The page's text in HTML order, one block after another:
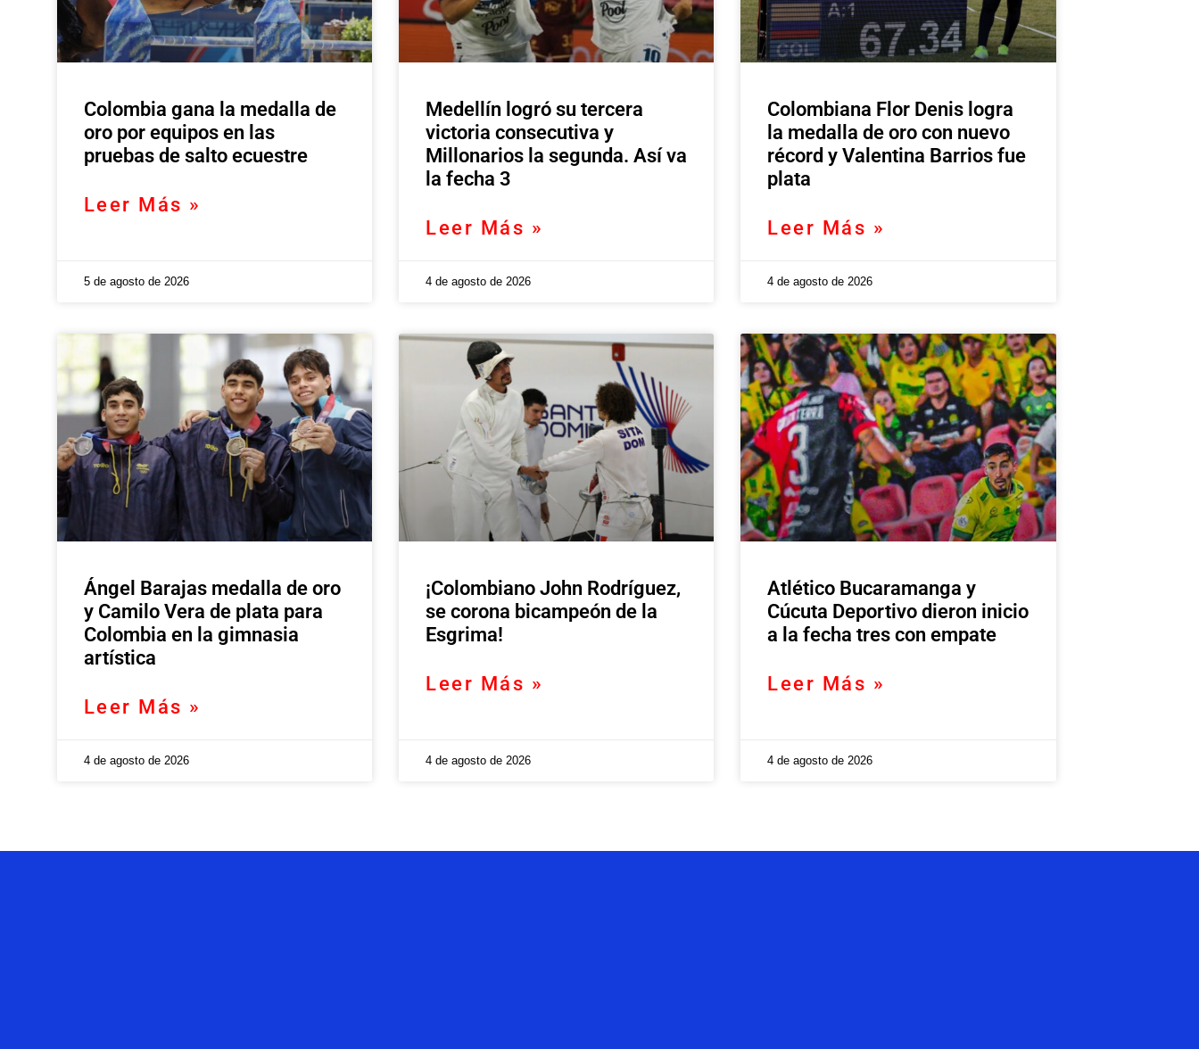
Colombia gana la medalla de
oro por equipos en las
pruebas de salto ecuestre
Leer Más »
5 de agosto de 2026
Medellín logró su tercera
victoria consecutiva y
Millonarios la segunda. Así va
la fecha 3
Leer Más »
4 de agosto de 2026
Colombiana Flor Denis logra
la medalla de oro con nuevo
récord y Valentina Barrios fue
plata
Leer Más »
4 de agosto de 2026
Ángel Barajas medalla de oro
y Camilo Vera de plata para
Colombia en la gimnasia
artística
Leer Más »
4 de agosto de 2026
¡Colombiano John Rodríguez,
se corona bicampeón de la
Esgrima!
Leer Más »
4 de agosto de 2026
Atlético Bucaramanga y
Cúcuta Deportivo dieron inicio
a la fecha tres con empate
Leer Más »
4 de agosto de 2026